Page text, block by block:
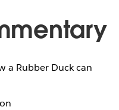
a Rubber Duck can